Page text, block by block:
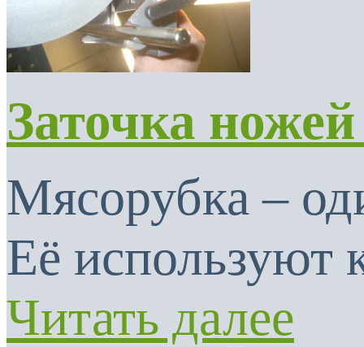
Заточка
Мясорубка –
Её используют
Читать далее